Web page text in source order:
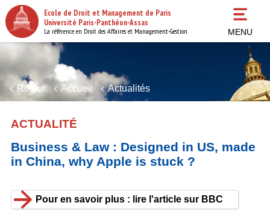
Aller
au
contenu
principal
Ecole de Droit et Management de Paris
Université Paris-Panthéon-Assas
La référence en Droit des Affaires et Management-Gestion MENU
Retour Accueil Actualités
ACTUALITÉ
Business & Law : Designed in US, made
in China, why Apple is stuck ?
Pour en savoir plus : lire l'article sur BBC